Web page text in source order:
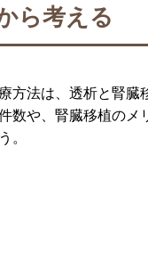
ら考える
方法は、透析と腎
数や、腎臓移植の
。